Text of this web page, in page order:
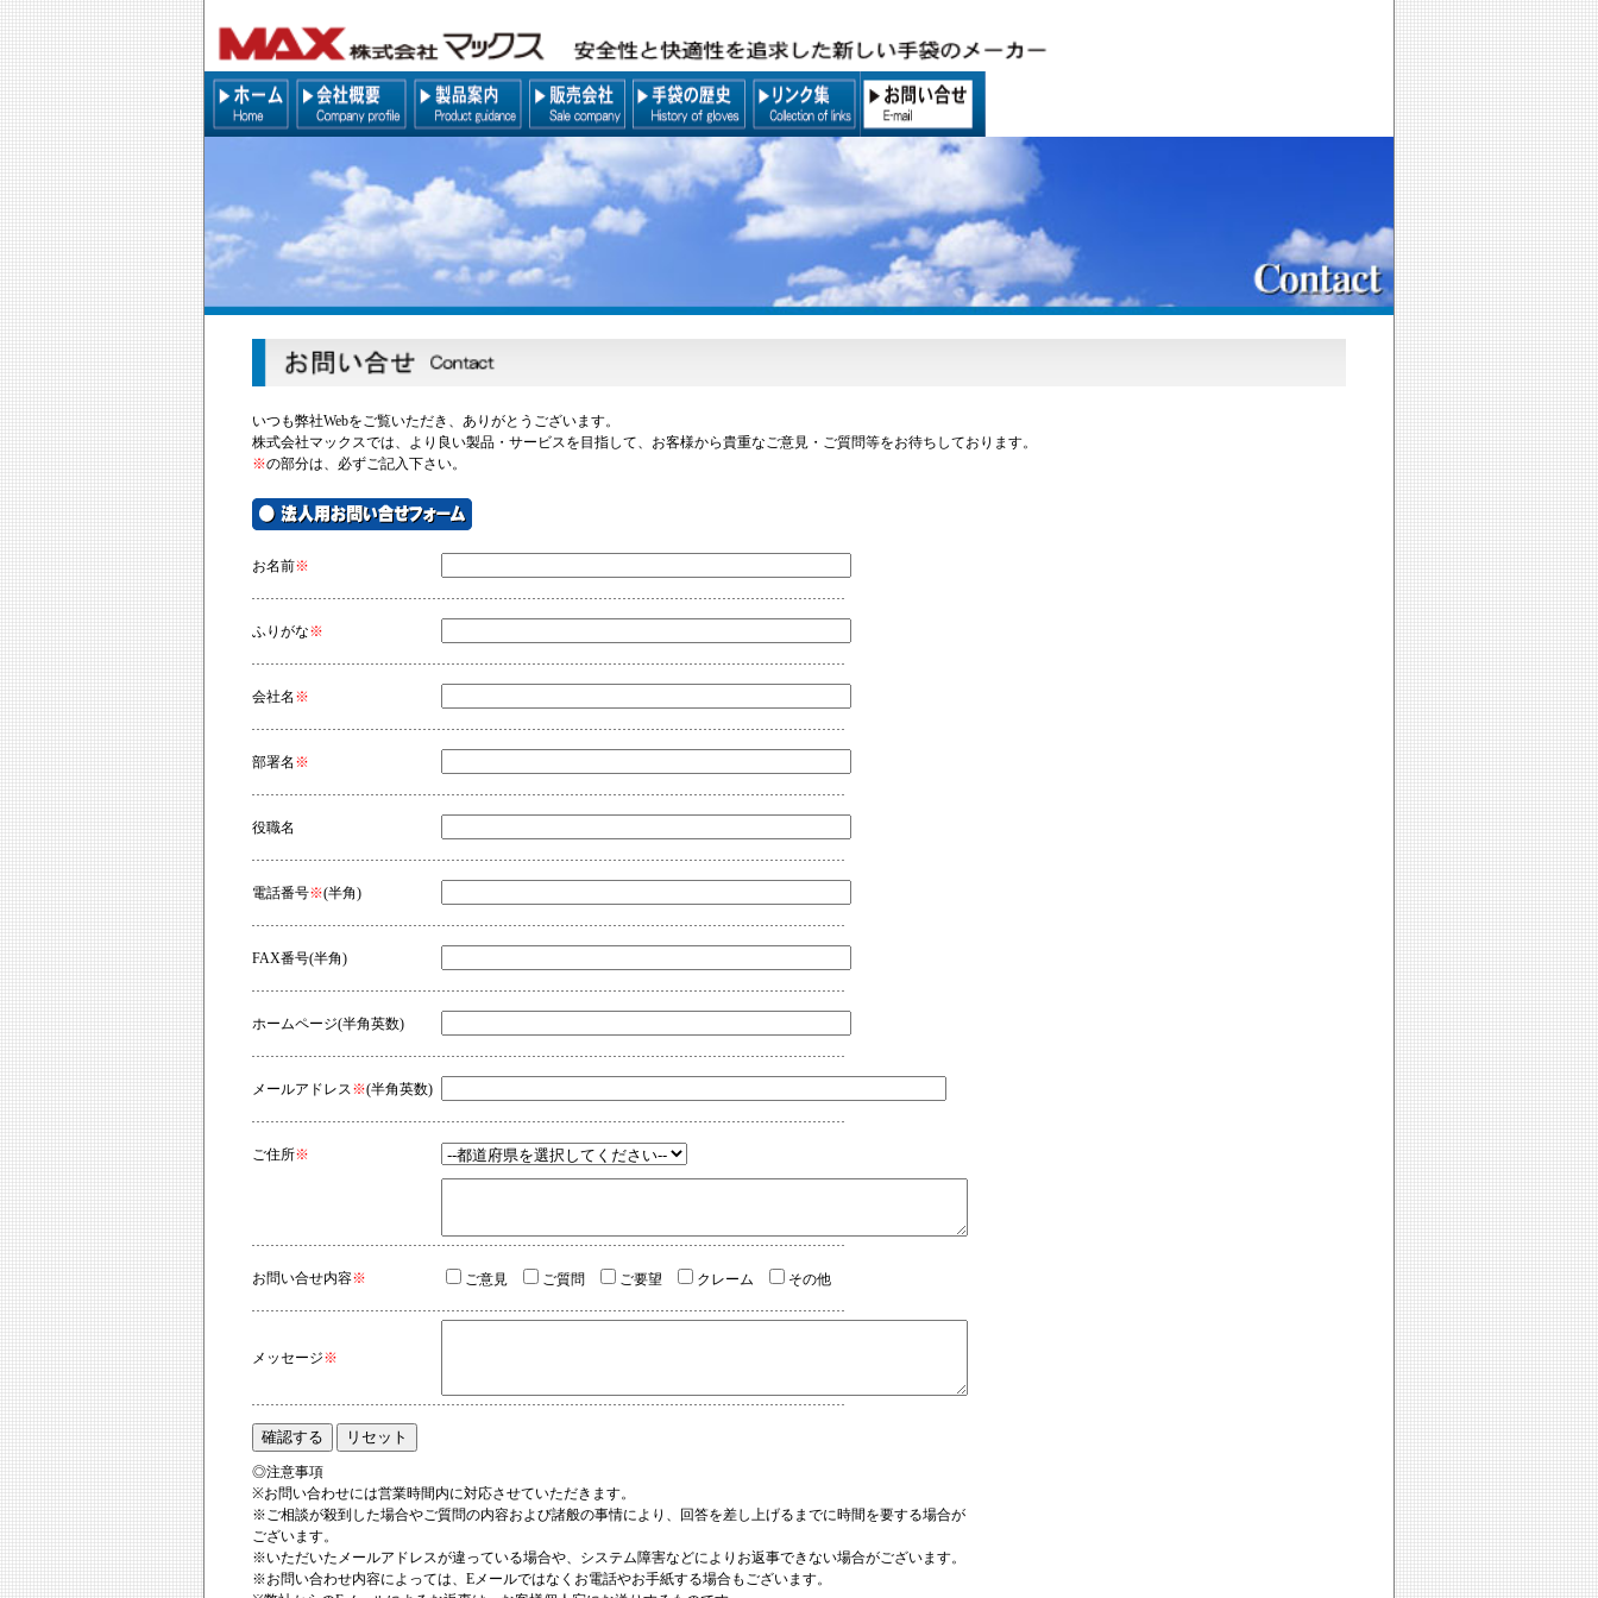
いつも弊社Webをご覧いただき、ありがとうございます。
株式会社マックスでは、より良い製品・サービスを目指して、お客様から貴重なご意見・ご質問等をお待ちしております。
※の部分は、必ずご記入下さい。
お名前※
ふりがな※
会社名 ※
部署名 ※
役職名
電話番号※(半角)
FAX番号(半角)
ホームページ(半角英数)
メールアドレス※(半角英数)
ご住所※
お問い合せ内容※ ご意見 ご質問 ご要望 クレーム その他
メッセージ※
◎注意事項
※お問い合わせには営業時間内に対応させていただきます。
※ご相談が殺到した場合やご質問の内容および諸般の事情により、回答を差し上げるまでに時間を要する場合が
ございます。
※いただいたメールアドレスが違っている場合や、システム障害などによりお返事できない場合がございます。
※お問い合わせ内容によっては、Eメールではなくお電話やお手紙する場合もございます。